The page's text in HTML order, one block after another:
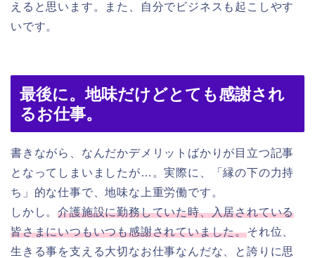
えると思います。また、自分でビジネスも起こしやす
いです。
最後に。地味だけどとても感謝され
るお仕事。
書きながら、なんだかデメリットばかりが目立つ記事
となってしまいましたが…。実際に、「縁の下の力持
ち」的な仕事で、地味な上重労働です。
しかし。介護施設に勤務していた時、入居されている
皆さまにいつもいつも感謝されていました。それ位、
生きる事を支える大切なお仕事なんだな、と誇りに思